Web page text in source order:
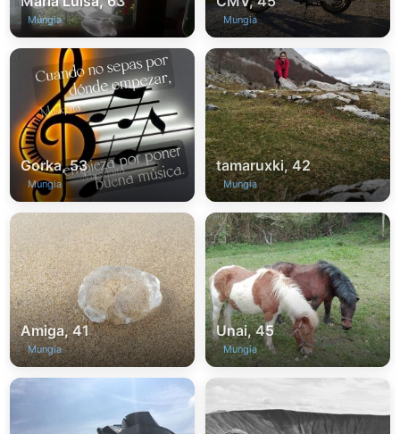
Mungia Mungia
Gorka, 53
Mungia
tamaruxki, 42
Mungia
Amiga, 41
Mungia
Unai, 45
Mungia